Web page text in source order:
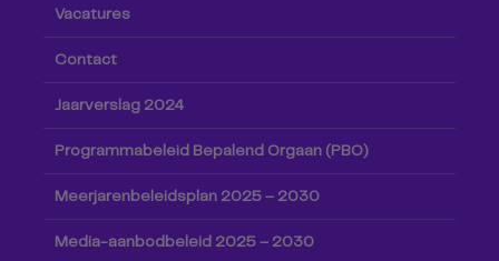
Vacatures
Contact
Jaarverslag 2024
Programmabeleid Bepalend Orgaan (PBO)
Meerjarenbeleidsplan 2025 – 2030
Media-aanbodbeleid 2025 – 2030